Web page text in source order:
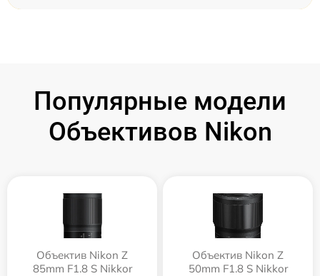
Популярные модели
Объективов Nikon
Объектив Nikon Z
85mm F1.8 S Nikkor
Объектив Nikon Z
50mm F1.8 S Nikkor